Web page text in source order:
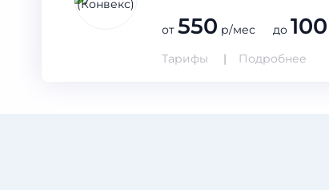
от 550 р/мес до 100
Тарифы
Подробнее